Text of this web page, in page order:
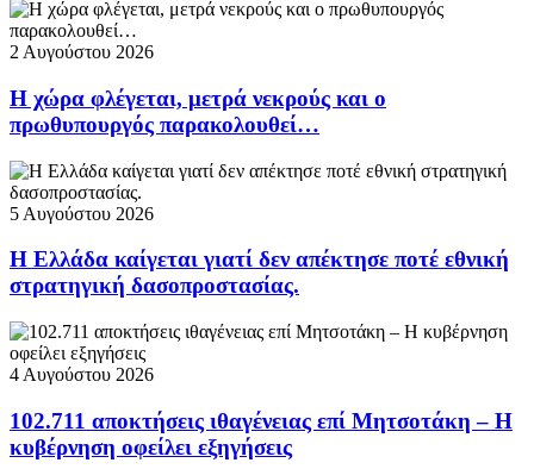
2 Αυγούστου 2026
Η χώρα φλέγεται, μετρά νεκρούς και ο
πρωθυπουργός παρακολουθεί…
5 Αυγούστου 2026
Η Ελλάδα καίγεται γιατί δεν απέκτησε ποτέ εθνική
στρατηγική δασοπροστασίας.
4 Αυγούστου 2026
102.711 αποκτήσεις ιθαγένειας επί Μητσοτάκη – Η
κυβέρνηση οφείλει εξηγήσεις